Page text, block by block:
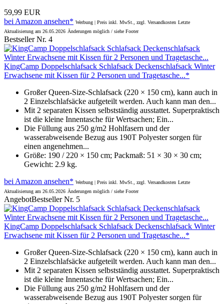
59,99 EUR
bei Amazon ansehen* Werbung | Preis inkl. MwSt., zzgl. Versandkosten Letzte
Aktualisierung am 26.05.2026 Änderungen möglich / siehe Footer
Bestseller Nr. 4
KingCamp Doppelschlafsack Schlafsack Deckenschlafsack Winter
Erwachsene mit Kissen für 2 Personen und Tragetasche...*
Großer Queen-Size-Schlafsack (220 × 150 cm), kann auch in
2 Einzelschlafsäcke aufgeteilt werden. Auch kann man den...
Mit 2 separaten Kissen selbstständig ausstattet. Superpraktisch
ist die kleine Innentasche für Wertsachen; Ein...
Die Füllung aus 250 g/m2 Hohlfasern und der
wasserabweisende Bezug aus 190T Polyester sorgen für
einen angenehmen...
Größe: 190 / 220 × 150 cm; Packmaß: 51 × 30 × 30 cm;
Gewicht: 2.9 kg.
bei Amazon ansehen* Werbung | Preis inkl. MwSt., zzgl. Versandkosten Letzte
Aktualisierung am 26.05.2026 Änderungen möglich / siehe Footer
AngebotBestseller Nr. 5
KingCamp Doppelschlafsack Schlafsack Deckenschlafsack Winter
Erwachsene mit Kissen für 2 Personen und Tragetasche...*
Großer Queen-Size-Schlafsack (220 × 150 cm), kann auch in
2 Einzelschlafsäcke aufgeteilt werden. Auch kann man den...
Mit 2 separaten Kissen selbstständig ausstattet. Superpraktisch
ist die kleine Innentasche für Wertsachen; Ein...
Die Füllung aus 250 g/m2 Hohlfasern und der
wasserabweisende Bezug aus 190T Polyester sorgen für